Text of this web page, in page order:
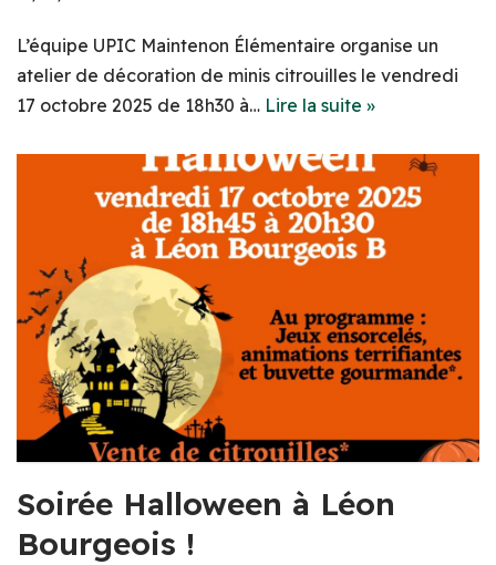
L’équipe UPIC Maintenon Élémentaire organise un
atelier de décoration de minis citrouilles le vendredi
17 octobre 2025 de 18h30 à… Lire la suite »
Soirée Halloween à Léon
Bourgeois !